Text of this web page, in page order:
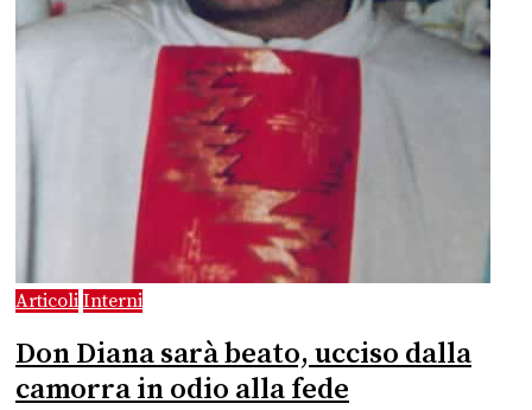
Articoli Interni
Don Diana sarà beato, ucciso dalla
camorra in odio alla fede